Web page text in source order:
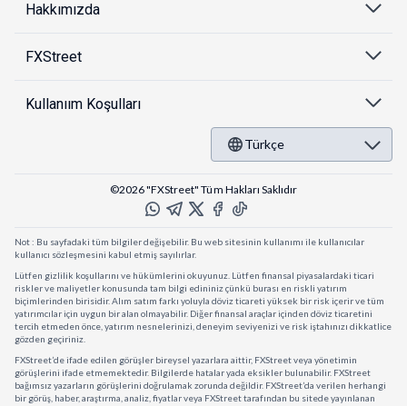
Hakkımızda
FXStreet
Kullanıım Koşulları
Türkçe
©2026 "FXStreet" Tüm Hakları Saklıdır
Not : Bu sayfadaki tüm bilgiler değişebilir. Bu web sitesinin kullanımı ile kullanıcılar
kullanıcı sözleşmesini kabul etmiş sayılırlar.
Lütfen gizlilik koşullarını ve hükümlerini okuyunuz. Lütfen finansal piyasalardaki ticari
riskler ve maliyetler konusunda tam bilgi edininiz çünkü burası en riskli yatırım
biçimlerinden birisidir. Alım satım farkı yoluyla döviz ticareti yüksek bir risk içerir ve tüm
yatırımcılar için uygun bir alan olmayabilir. Diğer finansal araçlar içinden döviz ticaretini
tercih etmeden önce, yatırım nesnelerinizi, deneyim seviyenizi ve risk iştahınızı dikkatlice
gözden geçiriniz.
FXStreet’de ifade edilen görüşler bireysel yazarlara aittir, FXStreet veya yönetimin
görüşlerini ifade etmemektedir. Bilgilerde hatalar yada eksikler bulunabilir. FXStreet
bağımsız yazarların görüşlerini doğrulamak zorunda değildir. FXStreet’da verilen herhangi
bir görüş, haber, araştırma, analiz, fiyatlar veya FXStreet tarafından bu sitede yayınlanan